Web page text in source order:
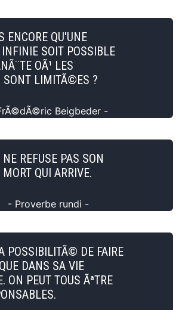
ENCORE QU'UNE
SOIT POSSIBLE
OÃ¹ LES
SONT LIMITÃ©ES ?
Beigbeder -
REFUSE PAS SON
QUI ARRIVE.
- Proverbe rundi -
POSSIBILITÃ© DE FAIRE
DANS SA VIE
ON PEUT TOUS ÃªTRE